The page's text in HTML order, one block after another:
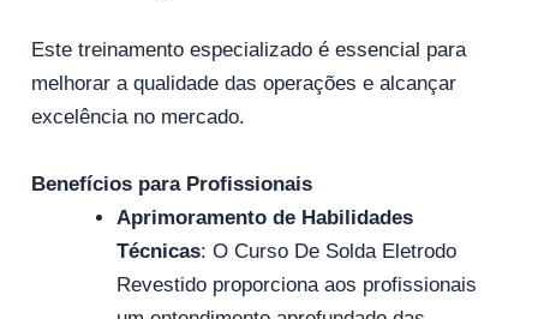
Este treinamento especializado é essencial para
melhorar a qualidade das operações e alcançar
excelência no mercado.
Benefícios para Profissionais
Aprimoramento de Habilidades
Técnicas: O Curso De Solda Eletrodo
Revestido proporciona aos profissionais